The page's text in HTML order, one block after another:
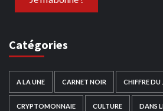
Catégories
A LA UNE CARNET NOIR CHIFFRE DU
CRYPTOMONNAIE CULTURE DANS